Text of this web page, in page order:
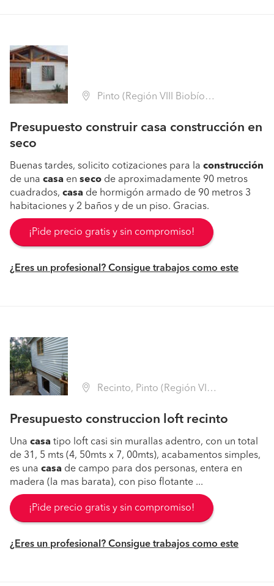
Pinto (Región VIII Biobío - Ñuble)
Presupuesto construir casa construcción en
seco
Buenas tardes, solicito cotizaciones para la construcción
de una casa en seco de aproximadamente 90 metros
cuadrados, casa de hormigón armado de 90 metros 3
habitaciones y 2 baños y de un piso. Gracias.
¡Pide precio gratis y sin compromiso!
¿Eres un profesional? Consigue trabajos como este
Recinto, Pinto (Región VIII Biobío - Ñuble)
Presupuesto construccion loft recinto
Una casa tipo loft casi sin murallas adentro, con un total
de 31, 5 mts (4, 50mts x 7, 00mts), acabamentos simples,
es una casa de campo para dos personas, entera en
madera (la mas barata), con piso flotante ...
¡Pide precio gratis y sin compromiso!
¿Eres un profesional? Consigue trabajos como este